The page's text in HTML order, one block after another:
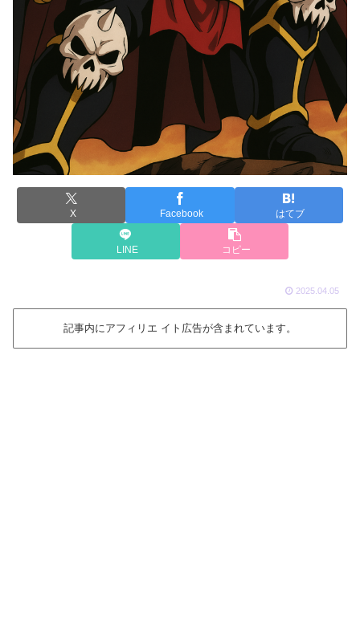
X Facebook はてブ
LINE コピー
2025.04.05
記事内にアフィリエ イト広告が含まれています。